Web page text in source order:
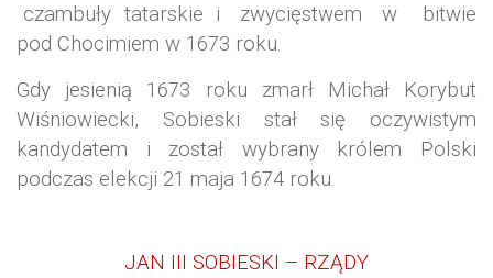
czambuły tatarskie i zwycięstwem w bitwie
pod Chocimiem w 1673 roku.
Gdy jesienią 1673 roku zmarł Michał Korybut
Wiśniowiecki, Sobieski stał się oczywistym
kandydatem i został wybrany królem Polski
podczas elekcji 21 maja 1674 roku.
JAN III SOBIESKI – RZĄDY